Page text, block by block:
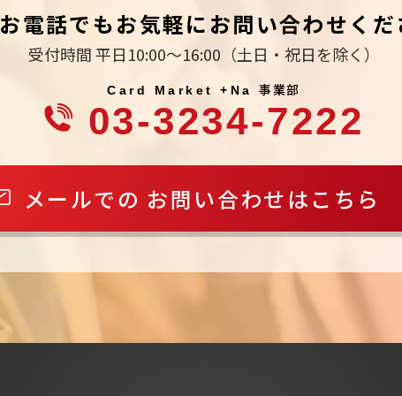
お電話でもお気軽にお問い合わせく
受付時間 平日10:00～16:00 （土日・祝日を除く）
Card Market +Na事業部
03-3234-7222
メールでの お問い合わせはこちら